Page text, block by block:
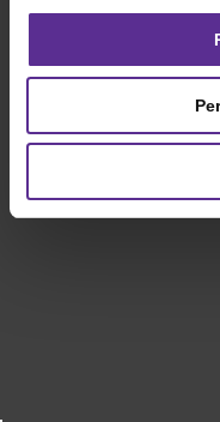
consimțământul
setările dvs. de
privind utilizarea